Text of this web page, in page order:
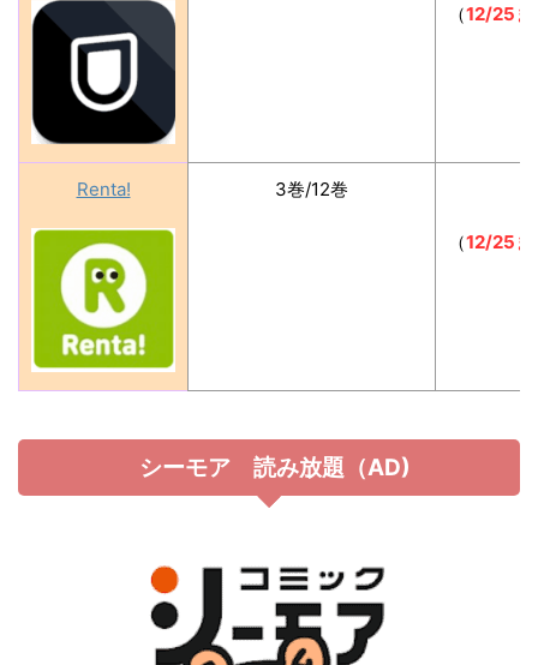
（12/25ま
Renta! 3巻/12巻
（12/25ま
シーモア 読み放題（AD)